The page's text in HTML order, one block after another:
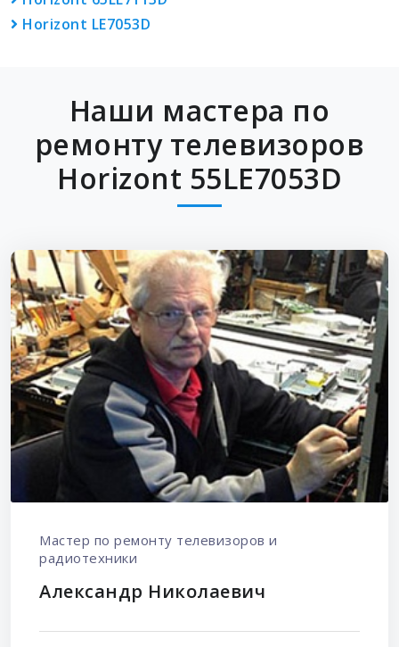
Horizont LE7053D
Наши мастера по
ремонту телевизоров
Horizont 55LE7053D
Мастер по ремонту телевизоров и
радиотехники
Александр Николаевич